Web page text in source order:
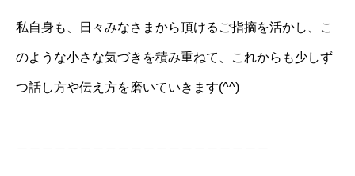
私自身も、日々みなさまから頂けるご指摘を活かし、こ
のような小さな気づきを積み重ねて、これからも少しず
つ話し方や伝え方を磨いていきます(^^)